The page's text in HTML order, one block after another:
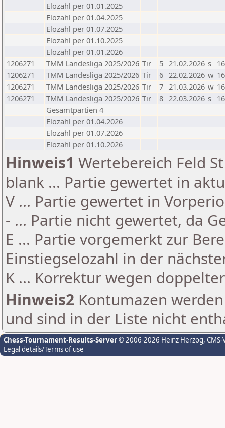
Elozahl per 01.01.2025
Elozahl per 01.04.2025
Elozahl per 01.07.2025
Elozahl per 01.10.2025
Elozahl per 01.01.2026
1206271
TMM Landesliga 2025/2026 Tir 5 21.02.2026 s
1206271
TMM Landesliga 2025/2026 Tir 6 22.02.2026 w
1206271
TMM Landesliga 2025/2026 Tir 7 21.03.2026 w
1206271
TMM Landesliga 2025/2026 Tir 8 22.03.2026 s
Gesamtpartien 4
Elozahl per 01.04.2026
Elozahl per 01.07.2026
Elozahl per 01.10.2026
Hinweis1 Wertebereich Feld
blank ... Partie gewertet in
V ... Partie gewertet in
- ... Partie nicht gewertet, da
E ... Partie vorgemerkt zur
Einstiegselozahl in der
K ... Korrektur wegen
Hinweis2 Kontumazen
und sind in der Liste nicht
Chess-Tournament-Results-Server© 2006-2026 Heinz Herzog,
Legal details/Terms of use